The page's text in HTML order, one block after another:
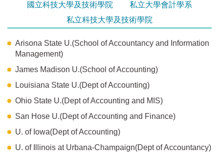
國立科技大學及技術學院
私立大學會計學系
私立科技大學及技術學院
Arisona State U.(School of Accountancy and Information
Management)
James Madison U.(School of Accounting)
Louisiana State U.(Dept of Accounting)
Ohio State U.(Dept of Accounting and MIS)
San Hose U.(Dept of Accounting and Finance)
U. of Iowa(Dept of Accounting)
U. of Illinois at Urbana-Champaign(Dept of Accountancy)